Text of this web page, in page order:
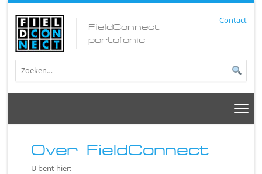
FieldConnect
portofonie
Contact
Over FieldConnect
U bent hier: